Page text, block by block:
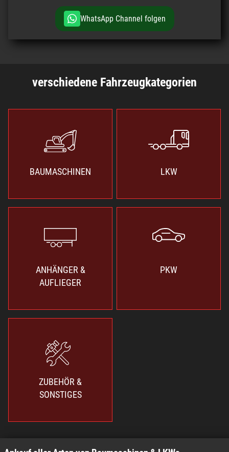
WhatsApp Channel folgen
verschiedene Fahrzeugkategorien
BAUMASCHINEN LKW
ANHÄNGER &
AUFLIEGER
PKW
ZUBEHÖR &
SONSTIGES